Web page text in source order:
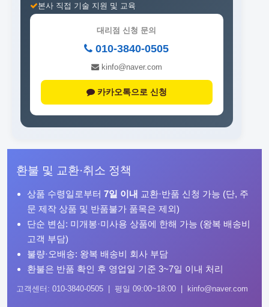
본사 직접 기술 지원 및 교육
대리점 신청 문의
010-3840-0505
kinfo@naver.com
카카오톡으로 신청
환불 및 교환·취소 정책
상품 수령일로부터 7일 이내 교환·반품 신청 가능 (단, 주
문 제작 상품 및 반품불가 품목은 제외)
단순 변심: 미개봉·미사용 상품에 한해 가능 (왕복 배송비
고객 부담)
불량·오배송: 왕복 배송비 회사 부담
환불은 반품 확인 후 영업일 기준 3~7일 이내 처리
고객센터: 010-3840-0505 | 평일 09:00~18:00 | kinfo@naver.com